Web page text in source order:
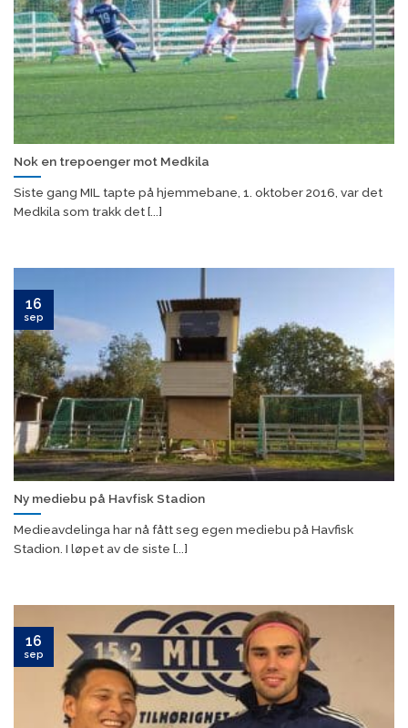
Nok en trepoenger mot Medkila
Siste gang MIL tapte på hjemmebane, 1. oktober 2016, var det
Medkila som trakk det [...]
Ny mediebu på Havfisk Stadion
Medieavdelinga har nå fått seg egen mediebu på Havfisk
Stadion. I løpet av de siste [...]
16
sep
16
sep